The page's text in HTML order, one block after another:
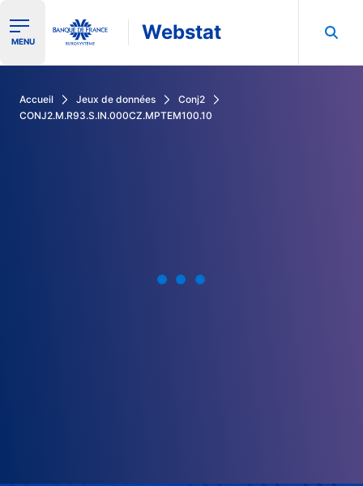
Ouvrir le menu de navigation
MENU Webstat
Accueil Jeux de données
Conj2
CONJ2.M.R93.S.IN.000CZ.MPTEM100.10